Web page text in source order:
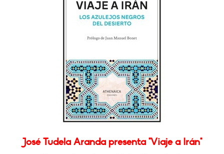
José Tudela Aranda presenta "Viaje a Irán"